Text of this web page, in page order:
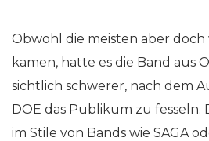
Obwohl die meisten aber doch
kamen, hatte es die Band aus
sichtlich schwerer, nach dem
DOE das Publikum zu fesseln.
im Stile von Bands wie SAGA